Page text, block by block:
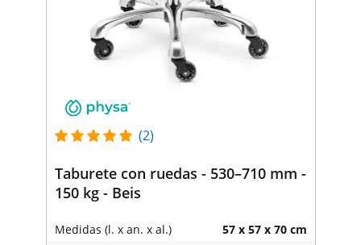
(2)
Taburete con ruedas - 530–710 mm -
150 kg - Beis
Medidas (l. x an. x al.) 57 x 57 x 70 cm